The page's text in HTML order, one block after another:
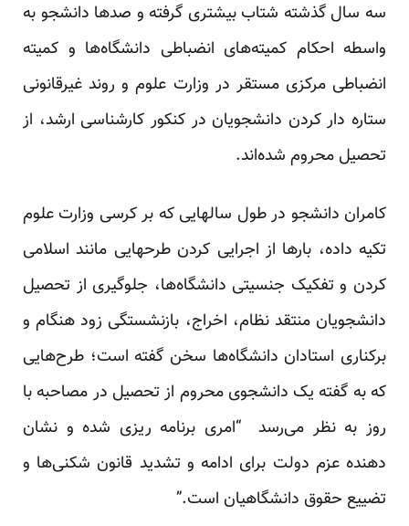
سه سال گذشته شتاب بیشتری گرفته و صد‌ها دانشجو به
واسطه احکام کمیته‌های انضباطی دانشگاه‌ها و کمیته
انضباطی مرکزی مستقر در وزارت علوم و روند غیرقانونی
ستاره دار کردن دانشجویان در کنکور کار‌شناسی ارشد، از
تحصیل محروم شده‌اند.
کامران دانشجو در طول سالهایی که بر کرسی وزارت علوم
تکیه داده، ‌بار‌ها از اجرایی کردن طرحهایی مانند اسلامی
کردن و تفکیک جنسیتی دانشگاه‌ها، جلوگیری از تحصیل
دانشجویان منتقد نظام، اخراج، بازنشستگی زود هنگام و
برکناری استادان دانشگاه‌ها سخن گفته است؛ طرح‌هایی
که به گفته یک دانشجوی محروم از تحصیل در مصاحبه با
روز به نظر می‌رسد ‏ “امری برنامه ریزی شده و نشان
دهنده عزم دولت برای ادامه و تشدید قانون شکنی‌ها و
تضییع حقوق دانشگاهیان است.” ‏